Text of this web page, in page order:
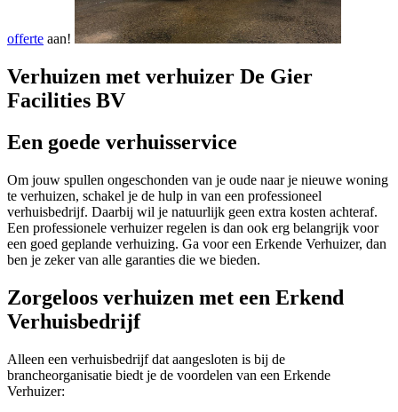
offerte aan!
Verhuizen met verhuizer De Gier
Facilities BV
Een goede verhuisservice
Om jouw spullen ongeschonden van je oude naar je nieuwe woning
te verhuizen, schakel je de hulp in van een professioneel
verhuisbedrijf. Daarbij wil je natuurlijk geen extra kosten achteraf.
Een professionele verhuizer regelen is dan ook erg belangrijk voor
een goed geplande verhuizing. Ga voor een Erkende Verhuizer, dan
ben je zeker van alle garanties die we bieden.
Zorgeloos verhuizen met een Erkend
Verhuisbedrijf
Alleen een verhuisbedrijf dat aangesloten is bij de
brancheorganisatie biedt je de voordelen van een Erkende
Verhuizer: